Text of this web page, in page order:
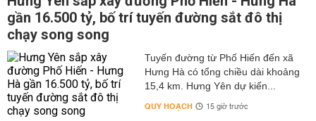
gần 16.500 tỷ, bố trí tuyến đường sắt đô thị
chạy song song
Tuyến đường từ Phố Hiến đến xã
Hưng Hà có tổng chiều dài khoảng
15,4 km. Hưng Yên dự kiến...
QUY HOẠCH 15 giờ trước